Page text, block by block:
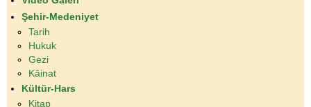
Şehir-Medeniyet
Tarih
Hukuk
Gezi
Kâinat
Kültür-Hars
Kitap